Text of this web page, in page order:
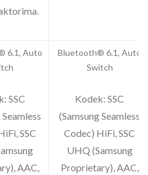
6.1, Auto
SSC
SSC
AAC,
Bluetooth® 6.1, Auto
Switch
Kodek: SSC
(Samsung Seamless
Codec) HiFi, SSC
UHQ (Samsung
Proprietary), AAC,